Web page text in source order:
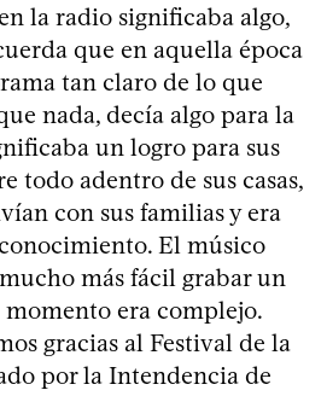
la radio significaba algo,
que en aquella época
tan claro de lo que
nada, decía algo para la
un logro para sus
todo adentro de sus casas,
con sus familias y era
El músico
mucho más fácil grabar un
momento era complejo.
gracias al Festival de la
por la Intendencia de